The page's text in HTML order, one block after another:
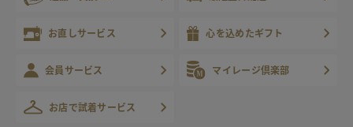
お直しサービス 心を込めたギフト
会員サービス マイレージ倶楽部
お店で試着サービス